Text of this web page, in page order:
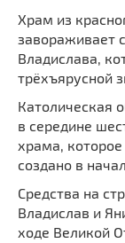
Озера и
Памятники
Памятники
Памятники
Памятники
Памятники
Монастыри
Костелы
Выберите
Выберите
Храм из
завораживает
Владислава,
трёхъярусной
Католическая
в середине
храма,
создано в
Средства на
Владислав и
ходе Великой